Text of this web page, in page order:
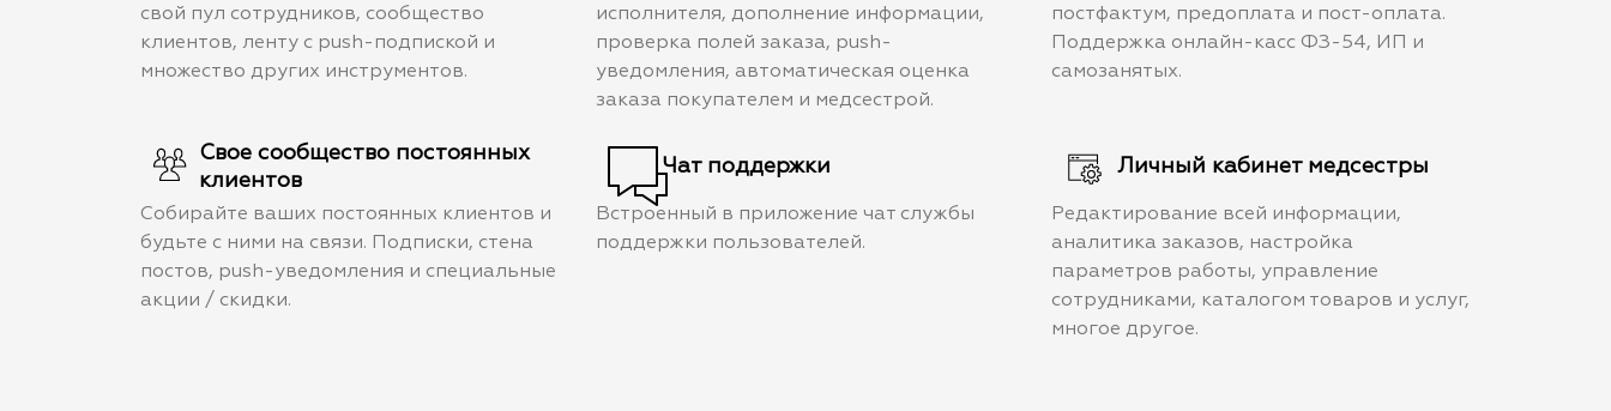
свой пул сотрудников, сообщество
клиентов, ленту с push-подпиской и
множество других инструментов.
исполнителя, дополнение информации,
проверка полей заказа, push-
уведомления, автоматическая оценка
заказа покупателем и медсестрой.
постфактум, предоплата и пост-оплата.
Поддержка онлайн-касс ФЗ-54, ИП и
самозанятых.
Свое сообщество постоянных
клиентов
Собирайте ваших постоянных клиентов и
будьте с ними на связи. Подписки, стена
постов, push-уведомления и специальные
акции / скидки.
Чат поддержки
Встроенный в приложение чат службы
поддержки пользователей.
Личный кабинет медсестры
Редактирование всей информации,
аналитика заказов, настройка
параметров работы, управление
сотрудниками, каталогом товаров и услуг,
многое другое.